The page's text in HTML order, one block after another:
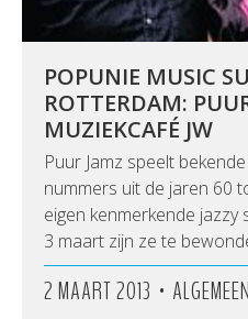
POPUNIE MUSIC
ROTTERDAM:
MUZIEKCAFÉ JW
Puur Jamz speelt
nummers uit de jaren 60
eigen kenmerkende jazzy
3 maart zijn ze te
2 MAART 2013 • ALGEMEEN